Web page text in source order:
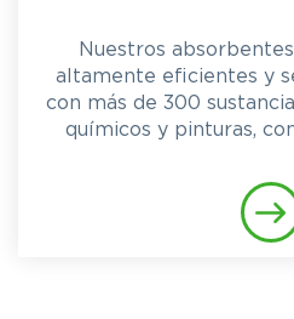
Nuestros
altamente eficientes y
con más de 300
químicos y pinturas,